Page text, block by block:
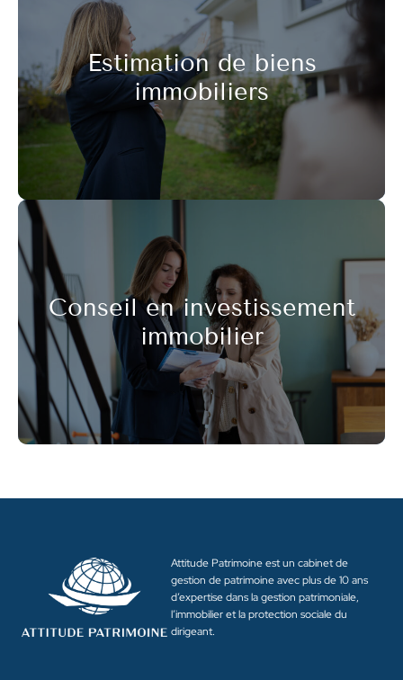
Estimation de biens
immobiliers
Conseil en investissement
immobilier
Attitude Patrimoine est un cabinet de
gestion de patrimoine avec plus de 10 ans
d’expertise dans la gestion patrimoniale,
l’immobilier et la protection sociale du
dirigeant.